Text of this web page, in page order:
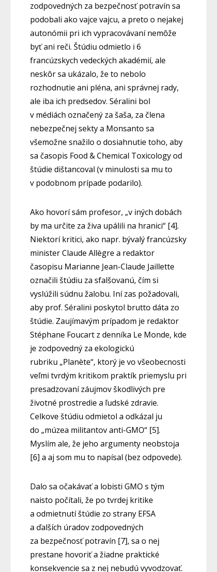
zodpovedných za bezpečnosť potravín sa
podobali ako vajce vajcu, a preto o nejakej
autonómii pri ich vypracovávaní nemôže
byť ani reči. Štúdiu odmietlo i 6
francúzskych vedeckých akadémií, ale
neskôr sa ukázalo, že to nebolo
rozhodnutie ani pléna, ani správnej rady,
ale iba ich predsedov. Séralini bol
v médiách označený za šaša, za člena
nebezpečnej sekty a Monsanto sa
všemožne snažilo o dosiahnutie toho, aby
sa časopis Food & Chemical Toxicology od
štúdie dištancoval (v minulosti sa mu to
v podobnom prípade podarilo).
Ako hovorí sám profesor, „v iných dobách
by ma určite za živa upálili na hranici“ [4].
Niektorí kritici, ako napr. bývalý francúzsky
minister Claude Allègre a redaktor
časopisu Marianne Jean-Claude Jaillette
označili štúdiu za sfalšovanú, čím si
vyslúžili súdnu žalobu. Iní zas požadovali,
aby prof. Séralini poskytol brutto dáta zo
štúdie. Zaujímavým prípadom je redaktor
Stéphane Foucart z denníka Le Monde, kde
je zodpovedný za ekologickú
rubriku „Planète“, ktorý je vo všeobecnosti
veľmi tvrdým kritikom praktík priemyslu pri
presadzovaní záujmov škodlivých pre
životné prostredie a ľudské zdravie.
Celkove štúdiu odmietol a odkázal ju
do „múzea militantov anti-GMO“ [5].
Myslím ale, že jeho argumenty neobstoja
[6] a aj som mu to napísal (bez odpovede).
Dalo sa očakávať a lobisti GMO s tým
naisto počítali, že po tvrdej kritike
a odmietnutí štúdie zo strany EFSA
a ďalších úradov zodpovedných
za bezpečnosť potravín [7], sa o nej
prestane hovoriť a žiadne praktické
konsekvencie sa z nej nebudú vyvodzovať.